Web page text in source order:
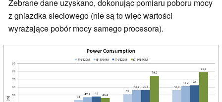
Zebrane dane uzyskano, dokonując pomiaru poboru mocy
z gniazdka sieciowego (nie są to więc wartości
wyrażające pobór mocy samego procesora).